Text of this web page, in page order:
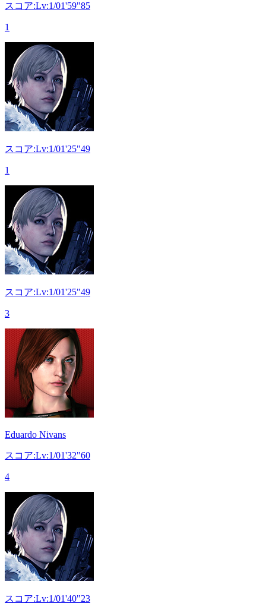
スコア:Lv:1/01'59"85
1
スコア:Lv:1/01'25"49
1
スコア:Lv:1/01'25"49
3
Eduardo Nivans
スコア:Lv:1/01'32"60
4
スコア:Lv:1/01'40"23